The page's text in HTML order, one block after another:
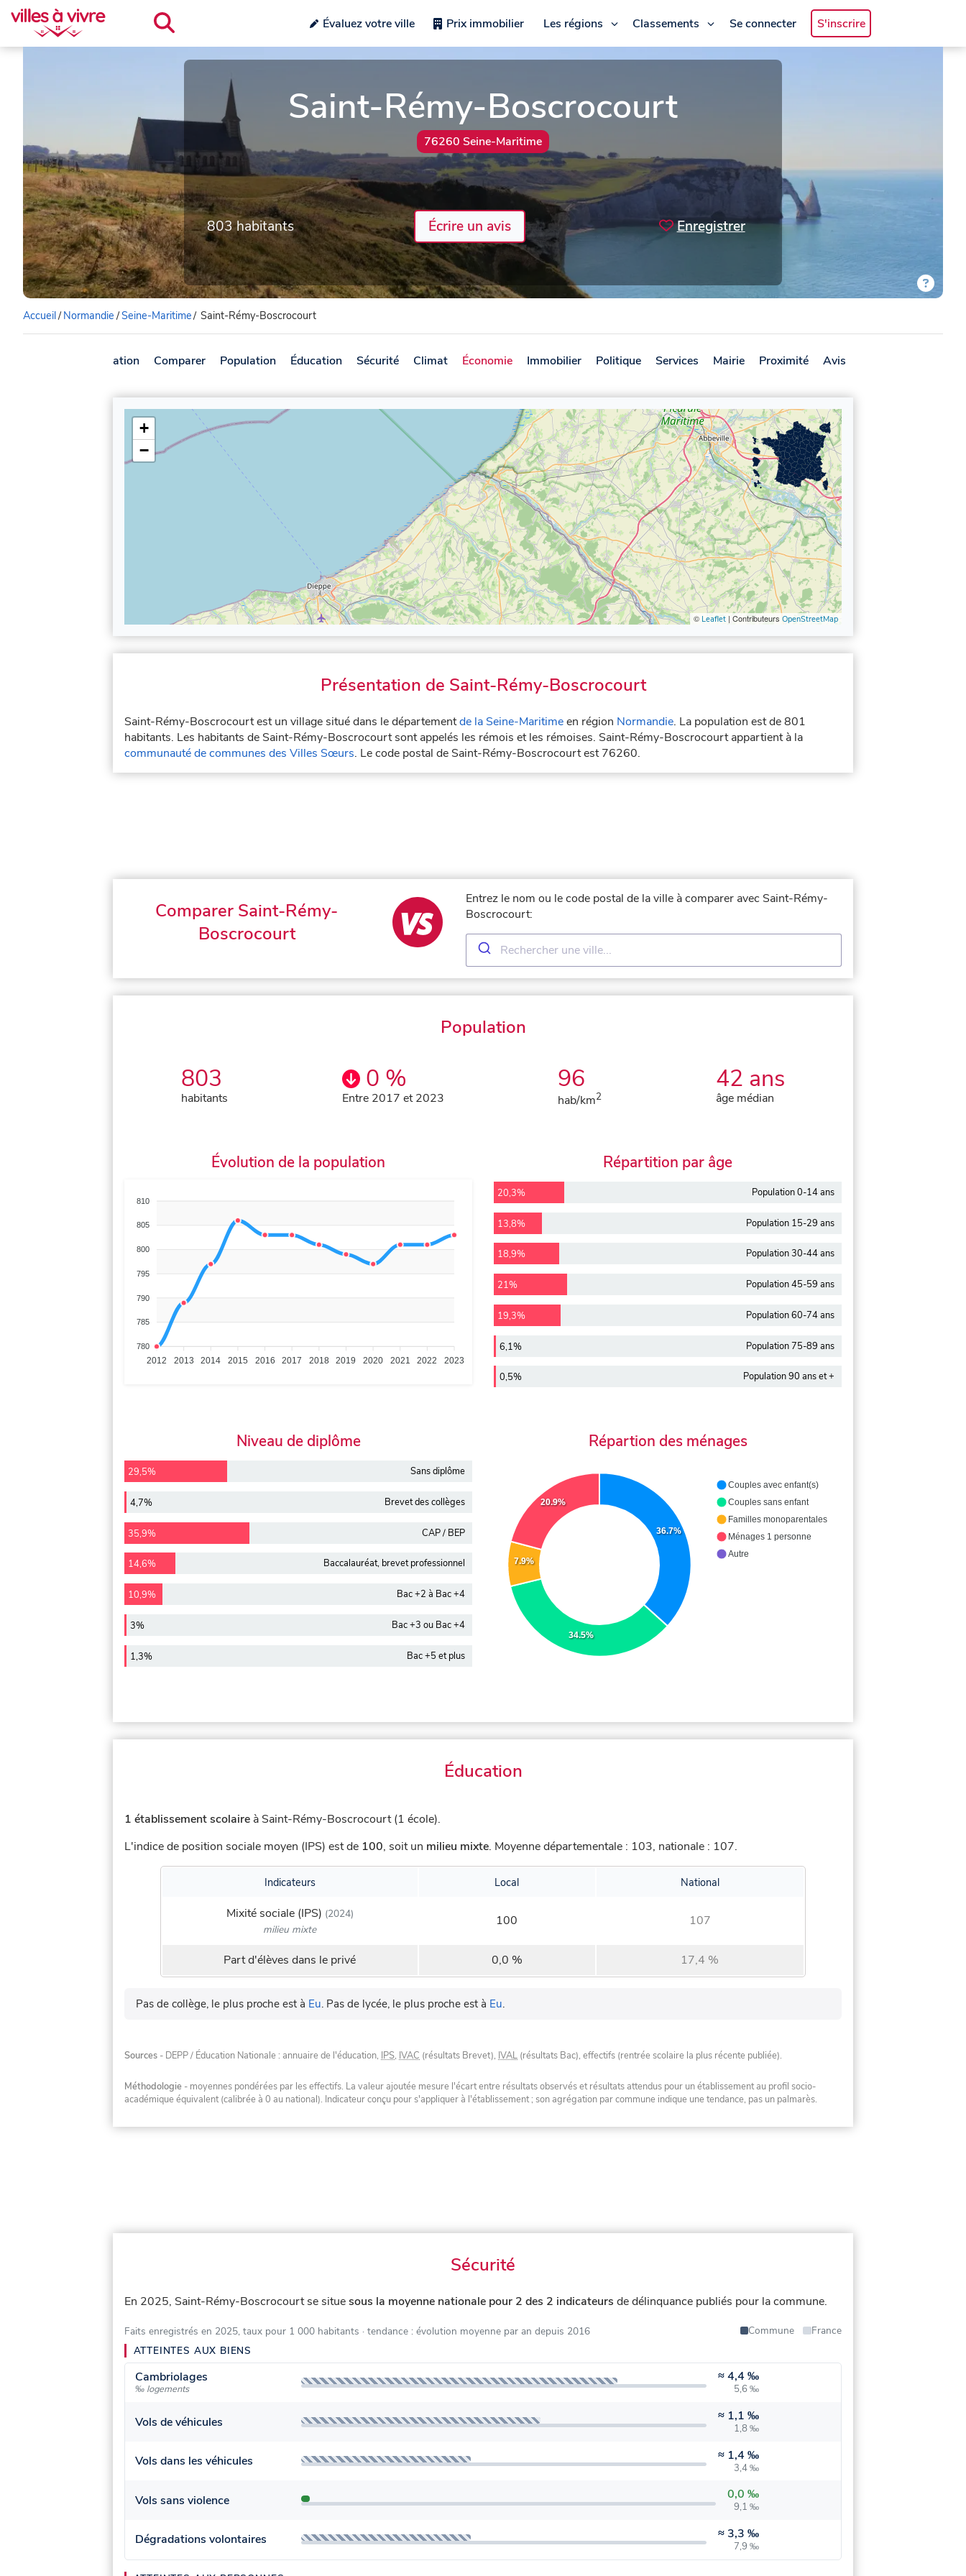
Évaluez votre ville Prix immobilier Les régions Classements Se connecter S'inscrire
Saint-Rémy-Boscrocourt
76260 Seine-Maritime
803 habitants Écrire un avis Enregistrer
Accueil/ Normandie/Seine-Maritime/ Saint-Rémy-Boscrocourt
Présentation Comparer Population Éducation Sécurité Climat Économie Immobilier Politique Services Mairie Proximité Avis
+
−
© Leaflet | Contributeurs OpenStreetMap
Présentation de Saint-Rémy-Boscrocourt
Saint-Rémy-Boscrocourt est un village situé dans le départementde la Seine-Maritimeen région Normandie. La population est de 801
habitants. Les habitants de Saint-Rémy-Boscrocourt sont appelés les rémois et les rémoises. Saint-Rémy-Boscrocourt appartient à la
communauté de communes des Villes Sœurs. Le code postal de Saint-Rémy-Boscrocourt est 76260.
Comparer Saint-Rémy-
Boscrocourt
Entrez le nom ou le code postal de la ville à comparer avec Saint-Rémy-
Boscrocourt:
Population
803
habitants
0 %
Entre 2017 et 2023
96
hab/km2
42 ans
âge médian
Évolution de la population
810
805
800
795
790
785
780
2012 2013 2014 2015 2016 2017 2018 2019 2020 2021 2022 2023
Répartition par âge
20,3% Population 0-14 ans
13,8% Population 15-29 ans
18,9% Population 30-44 ans
21% Population 45-59 ans
19,3% Population 60-74 ans
6,1% Population 75-89 ans
0,5% Population 90 ans et +
Niveau de diplôme
29,5% Sans diplôme
4,7% Brevet des collèges
35,9% CAP / BEP
14,6% Baccalauréat, brevet professionnel
10,9% Bac +2 à Bac +4
3% Bac +3 ou Bac +4
1,3% Bac +5 et plus
Répartion des ménages
36.7%
34.5%
7.9%
20.9%
Couples avec enfant(s)
Couples sans enfant
Familles monoparentales
Ménages 1 personne
Autre
Éducation
1 établissement scolaire à Saint-Rémy-Boscrocourt (1 école).
L'indice de position sociale moyen (IPS) est de 100, soit un milieu mixte. Moyenne départementale : 103, nationale : 107.
Indicateurs Local National
Mixité sociale (IPS) (2024)
milieu mixte
100 107
Part d'élèves dans le privé 0,0 % 17,4 %
Pas de collège, le plus proche est à Eu. Pas de lycée, le plus proche est à Eu.
Sources - DEPP / Éducation Nationale : annuaire de l'éducation, IPS, IVAC (résultats Brevet), IVAL (résultats Bac), effectifs (rentrée scolaire la plus récente publiée).
Méthodologie - moyennes pondérées par les effectifs. La valeur ajoutée mesure l'écart entre résultats observés et résultats attendus pour un établissement au profil socio-
académique équivalent (calibrée à 0 au national). Indicateur conçu pour s'appliquer à l'établissement ; son agrégation par commune indique une tendance, pas un palmarès.
Sécurité
En 2025, Saint-Rémy-Boscrocourt se situesous la moyenne nationale pour 2 des 2 indicateurs de délinquance publiés pour la commune.
Faits enregistrés en 2025, taux pour 1 000 habitants · tendance : évolution moyenne par an depuis 2016 Commune
France
ATTEINTES AUX BIENS
Cambriolages
‰ logements
≈4,4 ‰
5,6 ‰
Vols de véhicules ≈ 1,1 ‰
1,8 ‰
Vols dans les véhicules ≈ 1,4 ‰
3,4 ‰
Vols sans violence 0,0 ‰
9,1 ‰
Dégradations volontaires ≈ 3,3 ‰
7,9 ‰